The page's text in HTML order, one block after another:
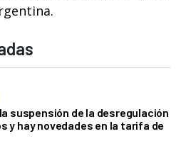
suspensión de la desregulación
y hay novedades en la tarifa de